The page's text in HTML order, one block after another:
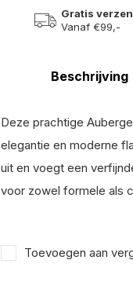
Gratis
Vanaf €99,-
Beschrijving
Deze prachtige
elegantie en moderne
uit en voegt een
voor zowel formele als
Toevoegen aan